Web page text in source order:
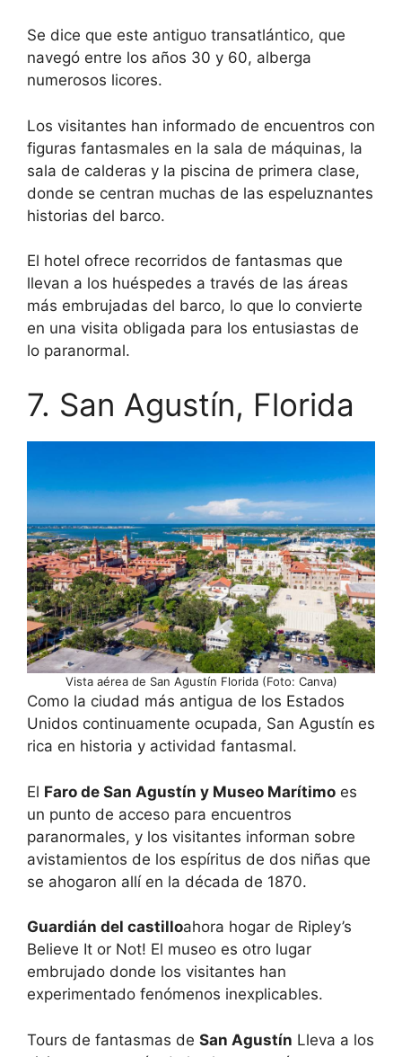
Se dice que este antiguo transatlántico, que
navegó entre los años 30 y 60, alberga
numerosos licores.
Los visitantes han informado de encuentros con
figuras fantasmales en la sala de máquinas, la
sala de calderas y la piscina de primera clase,
donde se centran muchas de las espeluznantes
historias del barco.
El hotel ofrece recorridos de fantasmas que
llevan a los huéspedes a través de las áreas
más embrujadas del barco, lo que lo convierte
en una visita obligada para los entusiastas de
lo paranormal.
7. San Agustín, Florida
Vista aérea de San Agustín Florida (Foto: Canva)
Como la ciudad más antigua de los Estados
Unidos continuamente ocupada, San Agustín es
rica en historia y actividad fantasmal.
El Faro de San Agustín y Museo Marítimo es
un punto de acceso para encuentros
paranormales, y los visitantes informan sobre
avistamientos de los espíritus de dos niñas que
se ahogaron allí en la década de 1870.
Guardián del castilloahora hogar de Ripley’s
Believe It or Not! El museo es otro lugar
embrujado donde los visitantes han
experimentado fenómenos inexplicables.
Tours de fantasmas de San Agustín Lleva a los